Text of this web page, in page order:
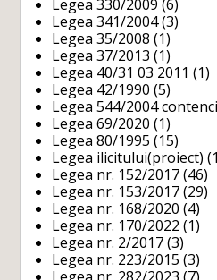
Legea 330/2009 (6)
Legea 341/2004(3)
Legea 35/2008 (1)
Legea 37/2013 (1)
Legea 40/31 03 2011 (1)
Legea 42/1990 (5)
Legea 544/2004
Legea 69/2020 (1)
Legea 80/1995 (15)
Legea ilicitului(proiect)
Legea nr. 152/2017 (46)
Legea nr. 153/2017 (29)
Legea nr. 168/2020 (4)
Legea nr. 170/2022 (1)
Legea nr. 2/2017 (3)
Legea nr. 223/2015 (3)